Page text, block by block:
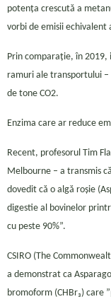
potența crescută a
vorbi de emisii echivalent
Prin comparație, în
ramuri ale transportului
de tone CO2.
Enzima care ar reduce
Recent, profesorul Tim
Melbourne – a transmis
dovedit că o algă roșie
digestie al bovinelor
cu peste 90%”.
CSIRO (The
a demonstrat ca
bromoform (CHBr₃) care